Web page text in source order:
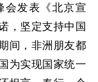
会发表《北京宣
，坚定支持中国
间，非洲朋友都
为实现国家统一